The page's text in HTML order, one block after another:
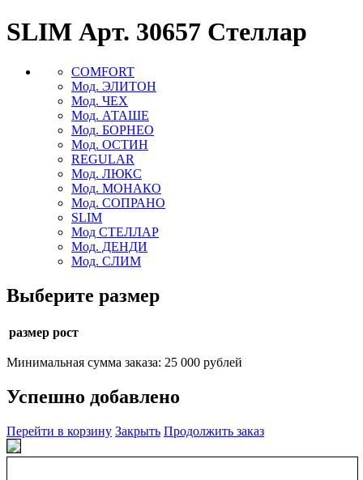
SLIM Арт. 30657 Стеллар
COMFORT
Мод. ЭЛИТОН
Мод. ЧЕХ
Мод. АТАШЕ
Мод. БОРНЕО
Мод. ОСТИН
REGULAR
Мод. ЛЮКС
Мод. МОНАКО
Мод. СОПРАНО
SLIM
Мод СТЕЛЛАР
Мод. ДЕНДИ
Мод. СЛИМ
Выберите размер
размер рост
Минимальная сумма заказа: 25 000 рублей
Успешно добавлено
Перейти в корзину Закрыть Продолжить заказ